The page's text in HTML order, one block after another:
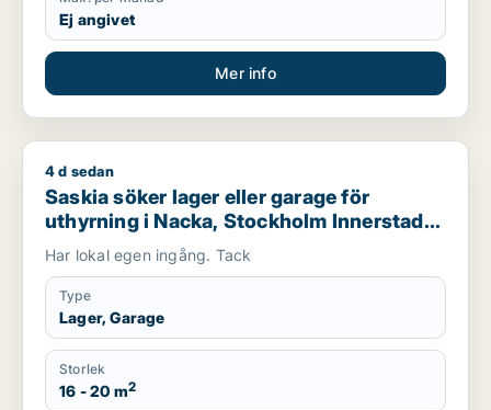
Ej angivet
Mer info
Saskia söker lager eller garage för uthyrning i Nacka,
4 d sedan
Saskia söker lager eller garage för
uthyrning i Nacka, Stockholm Innerstad
eller Södermalm m.fl.
Har lokal egen ingång. Tack
Type
Lager, Garage
Storlek
16 - 20 m2